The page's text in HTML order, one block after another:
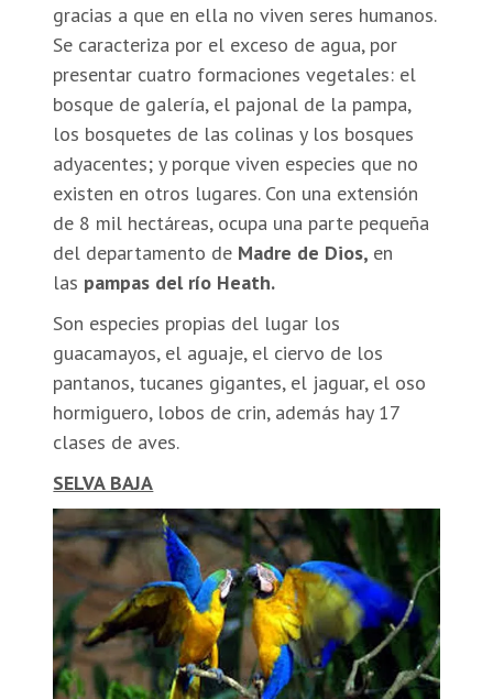
gracias a que en ella no viven seres humanos.
Se caracteriza por el exceso de agua, por
presentar cuatro formaciones vegetales: el
bosque de galería, el pajonal de la pampa,
los bosquetes de las colinas y los bosques
adyacentes; y porque viven especies que no
existen en otros lugares. Con una extensión
de 8 mil hectáreas, ocupa una parte pequeña
del departamento de Madre de Dios, en
las pampas del río Heath.
Son especies propias del lugar los
guacamayos, el aguaje, el ciervo de los
pantanos, tucanes gigantes, el jaguar, el oso
hormiguero, lobos de crin, además hay 17
clases de aves.
SELVA BAJA